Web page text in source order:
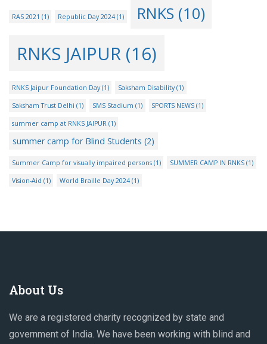
RAS 2021 (1) Republic Day 2024(1) RNKS (10)
RNKS JAIPUR(16)
RNKS Jaipur Foundation Day(1) Saksham Disability(1)
Saksham Trust Delhi (1) SMS Stadium (1) SPORTS NEWS (1)
summer camp at RNKS JAIPUR(1)
summer camp for Blind Students (2)
Summer Camp for visually impaired persons(1) SUMMER CAMP IN RNKS(1)
Vision-Aid (1) World Braille Day 2024(1)
About Us
We are a registered charity recognized by state and
government of India. We have been working with blind and